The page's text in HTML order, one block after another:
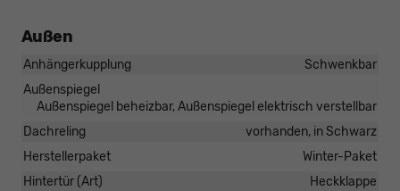
Außen
Anhängerkupplung
Schwenkbar
Außenspiegel
Außenspiegel beheizbar, Außenspiegel elektrisch verstellbar
Dachreling
vorhanden, in Schwarz
Herstellerpaket
Winter-Paket
Hintertür (Art)
Heckklappe